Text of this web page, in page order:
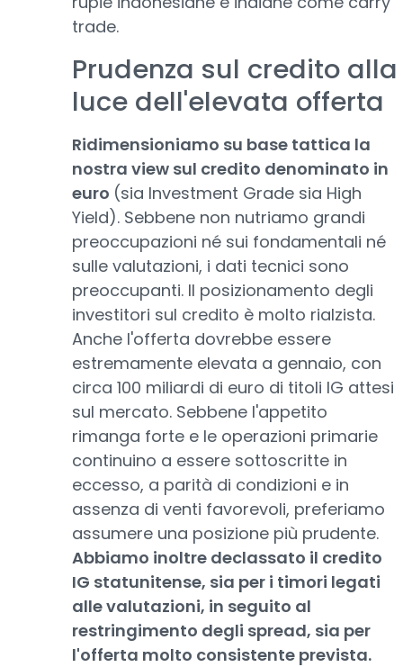
trade.
Prudenza sul credito alla
luce dell'elevata offerta
Ridimensioniamo su base tattica la
nostra view sul credito denominato in
euro (sia Investment Grade sia High
Yield). Sebbene non nutriamo grandi
preoccupazioni né sui fondamentali né
sulle valutazioni, i dati tecnici sono
preoccupanti. Il posizionamento degli
investitori sul credito è molto rialzista.
Anche l'offerta dovrebbe essere
estremamente elevata a gennaio, con
circa 100 miliardi di euro di titoli IG attesi
sul mercato. Sebbene l'appetito
rimanga forte e le operazioni primarie
continuino a essere sottoscritte in
eccesso, a parità di condizioni e in
assenza di venti favorevoli, preferiamo
assumere una posizione più prudente.
Abbiamo inoltre declassato il credito
IG statunitense, sia per i timori legati
alle valutazioni, in seguito al
restringimento degli spread, sia per
l'offerta molto consistente prevista.